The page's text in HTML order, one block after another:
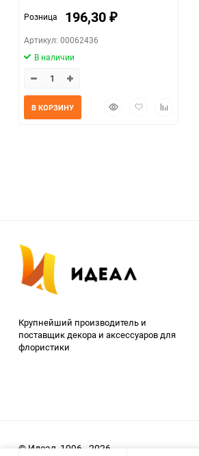
Розница 196,30 ₽
Артикул: 00062436
В наличии
БыстрыйДобавитьДобавить
В КОРЗИНУ
Крупнейший производитель и
поставщик декора и аксессуаров для
флористики
© Идеал, 1996 - 2026